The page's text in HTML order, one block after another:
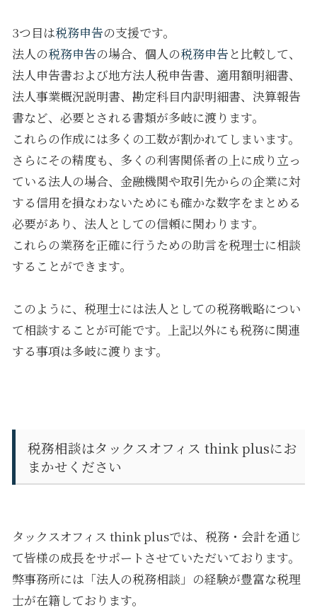
3つ目は税務申告の支援です。
法人の税務申告の場合、個人の税務申告 と比較して、
法人申告書および地方法人税申告書、適用額明細書、
法人事業概況説明書、勘定科目内訳明細書、決算報告
書など、必要とされる書類が多岐に渡ります。
これらの作成には多くの工数が割かれてしまいます。
さらにその精度も、多くの利害関係者の上に成り立っ
ている法人の場合、金融機関や取引先からの企業に対
する信用を損なわないためにも確かな数字をまとめる
必要があり、法人としての信頼に関わります。
これらの業務を正確に行うための助言を税理士に相談
することができます。
このように、税理士には法人としての税務戦略につい
て相談することが可能です。上記以外にも税務に関連
する事項は多岐に渡ります。
税務相談はタックスオフィス think plusにお
まかせください
タックスオフィス think plusでは、税務・会計を通じ
て皆様の成長をサポートさせていただいております。
弊事務所には「法人の税務相談」の経験が豊富な税理
士が在籍しております。